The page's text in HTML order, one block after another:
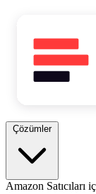
Çözümler
Amazon Satıcıları